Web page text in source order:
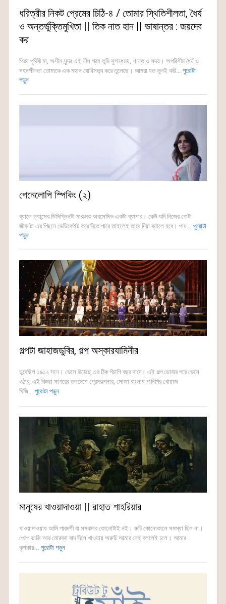
ধরিত্রীর নিকট প্রেমের চিঠি-৪ / তোমার স্থিতিশীলতা, ধৈর্য
ও অন্তর্ভুক্তিমুখিতা || তিক নাত হান || ভাষান্তর : জয়দেব
কর
প্রিয় পৃথিবী মা, অসীম সুন্দর এই নীল গ্রহ তুমি সুগন্ধময়, শান্ত ও সদয়। অপরিসীম ধৈর্য ও
সহনশীলতা তোমাকে এক মহান বোধিসত্ত্ব করে তুলেছে। আমরা যত ভুলই করি... পুরোটা
পড়ুন
পেনেলোপি স্পিকিং (২)
ব্যালে ড্যান্সের ডিসিপ্লিনটা মারাত্মক অবসেসিভ একটা ব্যাপার। কেউ যদি নিজের গোটা
জীবনটা এর পিছনে ডেডিকেইট করে দিতে পারে তাইলেই তারে দিয়া ব্যালে হবে। পায়... পুরোটা
পড়ুন
গল্পটা জাহাজডুবির, গল্প অস্কারযামিনীর
ডুবেছিল ১৯১২ সনে। ভেসে উঠেছে এর ঠিক পঁচাশি বছর বাদে। এই গল্প ডোবার পরে ভেসে
ওঠার, এই কিচ্ছা সাগরের তলদেশে প্রেমকল্পনার, সোজা বাংলায় পানিপির খোয়াজ
খিজি... পুরোটা পড়ুন
মানুষের খাওয়াদাওয়া || রাহাত শাহরিয়ার
খাওয়াদাওয়ায় আমি পারদর্শী বা সমঝদার কোনোটাই নই। রুচি কোনোকালে সমস্যা ছিল না।
পেপে ভাজি আর মোরব্বা বাদ দিলে খাওয়ায় অরুচি আমার নেই বললেই চলে। আমার
কৃশকায়... পুরোটা পড়ুন